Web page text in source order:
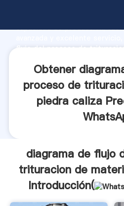
capacidad de producción,
flujo del proceso de
todos los clientes.
Obtener
proceso de
piedra caliza
diagrama de flujo
trituracion de
Introducción(